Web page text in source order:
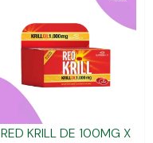
RED KRILL DE 100MG X